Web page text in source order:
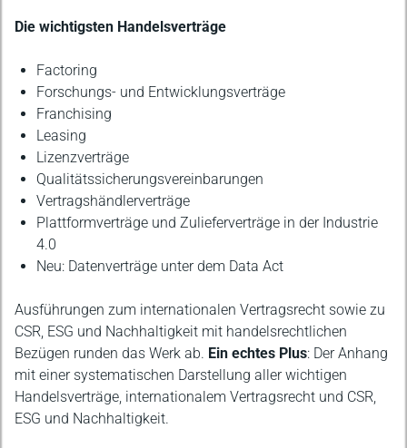
Die wichtigsten Handelsverträge
Factoring
Forschungs- und Entwicklungsverträge
Franchising
Leasing
Lizenzverträge
Qualitätssicherungsvereinbarungen
Vertragshändlerverträge
Plattformverträge und Zulieferverträge in der Industrie
4.0
Neu: Datenverträge unter dem Data Act
Ausführungen zum internationalen Vertragsrecht sowie zu
CSR, ESG und Nachhaltigkeit mit handelsrechtlichen
Bezügen runden das Werk ab. Ein echtes Plus: Der Anhang
mit einer systematischen Darstellung aller wichtigen
Handelsverträge, internationalem Vertragsrecht und CSR,
ESG und Nachhaltigkeit.